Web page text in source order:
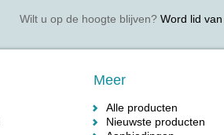
Wilt u op de hoogte blijven?Word lid van
Meer
Alle producten
Nieuwste producten